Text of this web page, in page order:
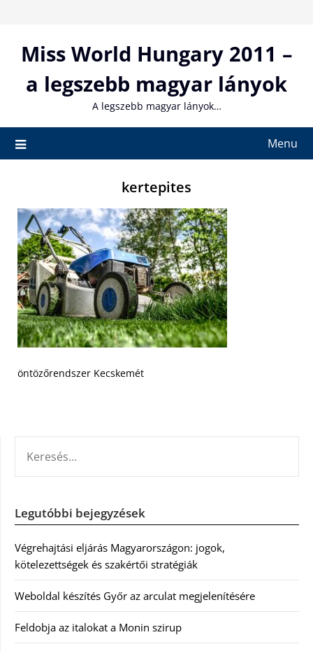
contentMiss World Hungary 2011 –
a legszebb magyar lányok
A legszebb magyar lányok…
Menu
kertepites
öntözőrendszer Kecskemét
Legutóbbi bejegyzések
Végrehajtási eljárás Magyarországon: jogok,
kötelezettségek és szakértői stratégiák
Weboldal készítés Győr az arculat megjelenítésére
Feldobja az italokat a Monin szirup